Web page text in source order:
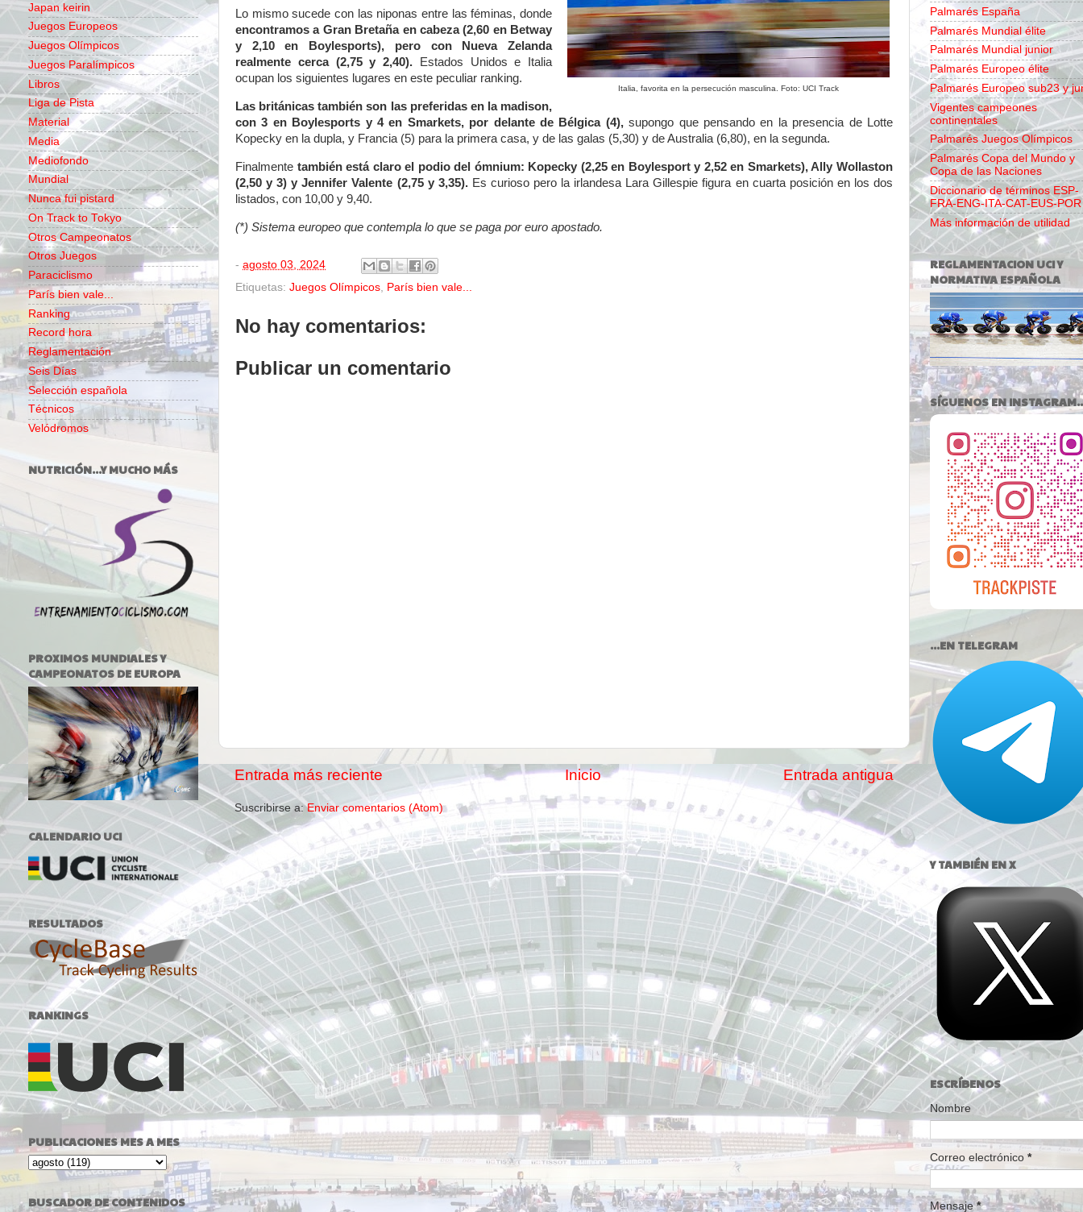
Italia, favorita en la persecución masculina. Foto: UCI Track
Lo mismo sucede con las niponas entre las féminas, donde
encontramos a Gran Bretaña en cabeza (2,60 en Betway
y 2,10 en Boylesports), pero con Nueva Zelanda
realmente cerca (2,75 y 2,40).
Estados Unidos e Italia
ocupan los siguientes lugares en este peculiar ranking.
Las británicas también son las preferidas en la madison,
con 3 en Boylesports y 4 en Smarkets, por delante de Bélgica (4),supongo que pensando en la presencia de Lotte
Kopecky en la dupla, y Francia (5) para la primera casa, y de las galas (5,30) y de Australia (6,80), en la segunda.
Finalmente también está claro el podio del ómnium: Kopecky (2,25 en Boylesport y 2,52 en Smarkets), Ally Wollaston
(2,50 y 3) y Jennifer Valente (2,75 y 3,35).Es curioso pero la irlandesa Lara Gillespie figura en cuarta posición en los dos
listados, con 10,00 y 9,40.
(*) Sistema europeo que contempla lo que se paga por euro apostado.
- agosto 03, 2024
Etiquetas: Juegos Olímpicos París bien vale...
No hay comentarios:
Publicar un comentario
Entrada más reciente Entrada antigua
Inicio
Suscribirse a:Enviar comentarios (Atom)
Japan keirin
Juegos Europeos
Juegos Olímpicos
Juegos Paralímpicos
Libros
Liga de Pista
Material
Media
Mediofondo
Mundial
Nunca fui pistard
On Track to Tokyo
Otros Campeonatos
Otros Juegos
Paraciclismo
París bien vale...
Ranking
Record hora
Reglamentación
Seis Días
Selección española
Técnicos
Velódromos
NUTRICIÓN...Y MUCHO MÁS
PROXIMOS MUNDIALES Y
CAMPEONATOS DE EUROPA
CALENDARIO UCI
RESULTADOS
RANKINGS
PUBLICACIONES MES A MES
BUSCADOR DE CONTENIDOS
Palmarés España
Palmarés Mundial élite
Palmarés Mundial junior
Palmarés Europeo élite
Palmarés Europeo sub23 y
Vigentes campeones
continentales
Palmarés Juegos Olímpicos
Palmarés Copa del Mundo y
Copa de las Naciones
Diccionario de términos ESP-
FRA-ENG-ITA-CAT-EUS-POR
Más información de utilidad
REGLAMENTACION UCI Y
NORMATIVA ESPAÑOLA
SÍGUENOS EN
...EN TELEGRAM
Y TAMBIÉN EN X
ESCRÍBENOS
Nombre
Correo electrónico *
Mensaje*